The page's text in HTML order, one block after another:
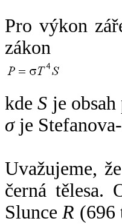
Pro výkon
zákon
kdeS je
σje
Uvažujeme,
černá tělesa.
SlunceR (696